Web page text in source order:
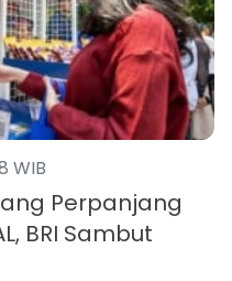
WIB
Perpanjang
BRI Sambut